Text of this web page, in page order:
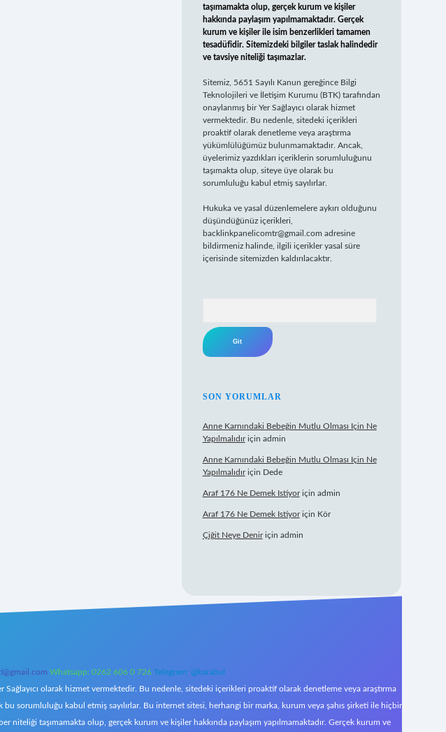
taşımamakta olup, gerçek kurum ve kişiler
hakkında paylaşım yapılmamaktadır. Gerçek
kurum ve kişiler ile isim benzerlikleri tamamen
tesadüfidir. Sitemizdeki bilgiler taslak halindedir
ve tavsiye niteliği taşımazlar.
Sitemiz, 5651 Sayılı Kanun gereğince Bilgi
Teknolojileri ve İletişim Kurumu (BTK) tarafından
onaylanmış bir Yer Sağlayıcı olarak hizmet
vermektedir. Bu nedenle, sitedeki içerikleri
proaktif olarak denetleme veya araştırma
yükümlülüğümüz bulunmamaktadır. Ancak,
üyelerimiz yazdıkları içeriklerin sorumluluğunu
taşımakta olup, siteye üye olarak bu
sorumluluğu kabul etmiş sayılırlar.
Hukuka ve yasal düzenlemelere aykırı olduğunu
düşündüğünüz içerikleri,
backlinkpanelicomtr@gmail.com adresine
bildirmeniz halinde, ilgili içerikler yasal süre
içerisinde sitemizden kaldırılacaktır.
SON YORUMLAR
Anne Karnındaki Bebeğin Mutlu Olması Için Ne
Yapılmalıdıriçin admin
Anne Karnındaki Bebeğin Mutlu Olması Için Ne
Yapılmalıdıriçin Dede
Araf 176 Ne Demek Istiyoriçin admin
Araf 176 Ne Demek Istiyoriçin Kör
Çiğit Neye Deniriçin admin
Whatsapp: 0262 606 0 726 Telegram: @karabul
olarak hizmet vermektedir. Bu nedenle, sitedeki içerikleri proaktif olarak denetleme veya araştırma
sorumluluğu kabul etmiş sayılırlar. Bu internet sitesi, herhangi bir marka, kurum veya şahıs şirketi ile hiçbir
niteliği taşımamakta olup, gerçek kurum ve kişiler hakkında paylaşım yapılmamaktadır. Gerçek kurum ve